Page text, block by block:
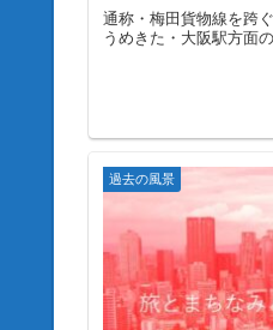
通称・梅田貨物線を跨
うめきた・大阪駅方面
過去の風景